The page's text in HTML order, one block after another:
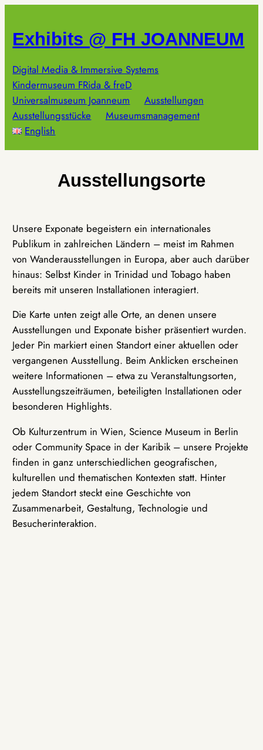
springen
Exhibits @ FH JOANNEUM
Digital Media & Immersive Systems
Kindermuseum FRida & freD
Universalmuseum Joanneum
Ausstellungen
Ausstellungsstücke
Museumsmanagement
English
Ausstellungsorte
Unsere Exponate begeistern ein internationales
Publikum in zahlreichen Ländern – meist im Rahmen
von Wanderausstellungen in Europa, aber auch darüber
hinaus: Selbst Kinder in Trinidad und Tobago haben
bereits mit unseren Installationen interagiert.
Die Karte unten zeigt alle Orte, an denen unsere
Ausstellungen und Exponate bisher präsentiert wurden.
Jeder Pin markiert einen Standort einer aktuellen oder
vergangenen Ausstellung. Beim Anklicken erscheinen
weitere Informationen – etwa zu Veranstaltungsorten,
Ausstellungszeiträumen, beteiligten Installationen oder
besonderen Highlights.
Ob Kulturzentrum in Wien, Science Museum in Berlin
oder Community Space in der Karibik – unsere Projekte
finden in ganz unterschiedlichen geografischen,
kulturellen und thematischen Kontexten statt. Hinter
jedem Standort steckt eine Geschichte von
Zusammenarbeit, Gestaltung, Technologie und
Besucherinteraktion.